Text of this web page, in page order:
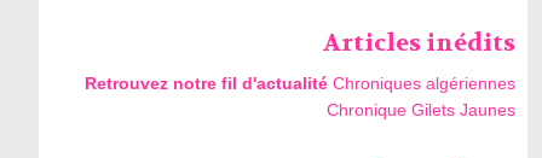
Articles inédits
Retrouvez notre fil d'actualité Chroniques algériennes
Chronique Gilets Jaunes